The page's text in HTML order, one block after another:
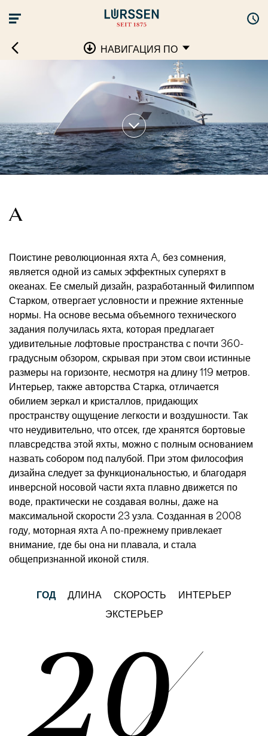
НАВИГАЦИЯ ПО
A
Поистине революционная яхта A, без сомнения,
является одной из самых эффектных суперяхт в
океанах. Ее смелый дизайн, разработанный Филиппом
Старком, отвергает условности и прежние яхтенные
нормы. На основе весьма объемного технического
задания получилась яхта, которая предлагает
удивительные лофтовые пространства с почти 360-
градусным обзором, скрывая при этом свои истинные
размеры на горизонте, несмотря на длину 119 метров.
Интерьер, также авторства Старка, отличается
обилием зеркал и кристаллов, придающих
пространству ощущение легкости и воздушности. Так
что неудивительно, что отсек, где хранятся бортовые
плавсредства этой яхты, можно с полным основанием
назвать собором под палубой. При этом философия
дизайна следует за функциональностью, и благодаря
инверсной носовой части яхта плавно движется по
воде, практически не создавая волны, даже на
максимальной скорости 23 узла. Созданная в 2008
году, моторная яхта A по-прежнему привлекает
внимание, где бы она ни плавала, и стала
общепризнанной иконой стиля.
ГОД ДЛИНА СКОРОСТЬ
ИНТЕРЬЕР
ЭКСТЕРЬЕР